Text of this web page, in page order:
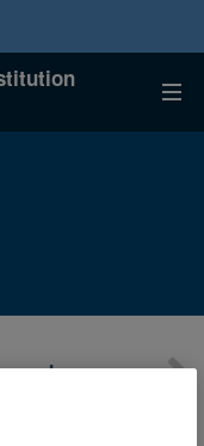
et normatif sur les